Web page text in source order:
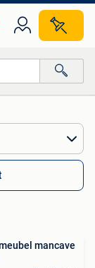
mancave